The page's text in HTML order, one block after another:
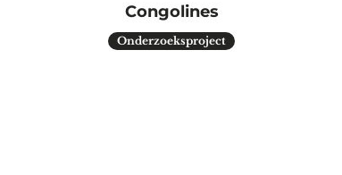
Congolines
Onderzoeksproject